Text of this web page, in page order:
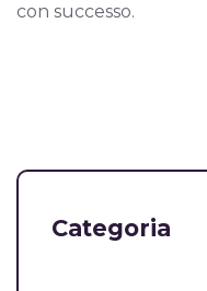
con successo.
Categoria